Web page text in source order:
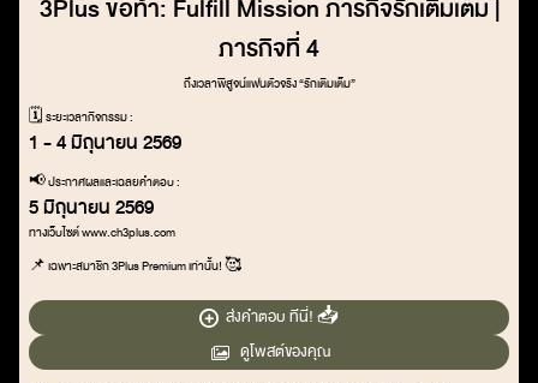
3Plus ขอท้า: Fulfill Mission ภารกิจรักเติมเต็ม |
ภารกิจที่ 4
ถึงเวลาพิสูจน์แฟนตัวจริง “รักเติมเต็ม”
🗓️ ระยะเวลากิจกรรม :
1 - 4 มิถุนายน 2569
📢 ประกาศผลและเฉลยคำตอบ :
5 มิถุนายน 2569
ทางเว็บไซต์ www.ch3plus.com
📌 เฉพาะสมาชิก 3Plus Premium เท่านั้น! 🥰
ส่งคำตอบ ทีนี่! 📥
ดูโพสต์ของคุณ